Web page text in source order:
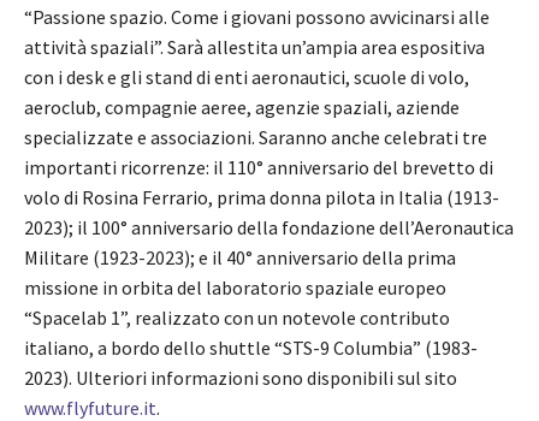
“Passione spazio. Come i giovani possono avvicinarsi alle
attività spaziali”. Sarà allestita un’ampia area espositiva
con i desk e gli stand di enti aeronautici, scuole di volo,
aeroclub, compagnie aeree, agenzie spaziali, aziende
specializzate e associazioni. Saranno anche celebrati tre
importanti ricorrenze: il 110° anniversario del brevetto di
volo di Rosina Ferrario, prima donna pilota in Italia (1913-
2023); il 100° anniversario della fondazione dell’Aeronautica
Militare (1923-2023); e il 40° anniversario della prima
missione in orbita del laboratorio spaziale europeo
“Spacelab 1”, realizzato con un notevole contributo
italiano, a bordo dello shuttle “STS-9 Columbia” (1983-
2023). Ulteriori informazioni sono disponibili sul sito
www.flyfuture.it.